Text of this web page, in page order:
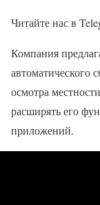
Читайте нас в
Компания
автоматического
осмотра
расширять его
приложений.